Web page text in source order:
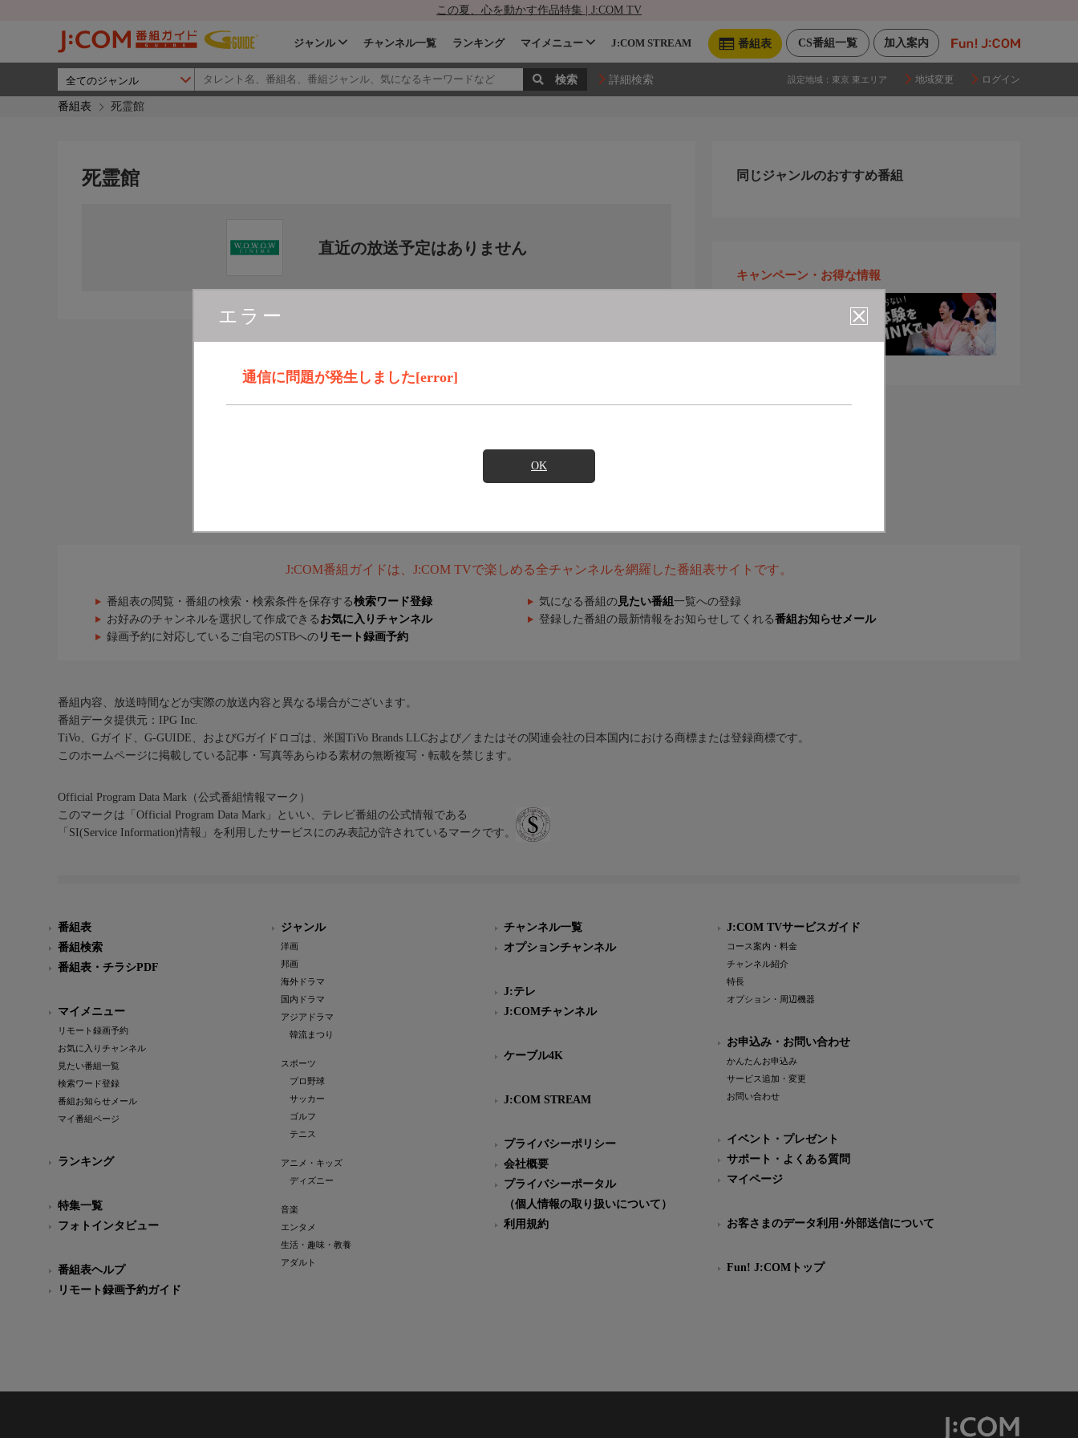
この夏、心を動かす作品特集 | J:COM TV
加入案内
CS番組一覧
番組表
ジャンル チャンネル一覧 ランキング マイメニュー J:COM STREAM
詳細検索 設定地域： 東京 東エリア 地域変更 ログイン
番組表 死霊館
エラー
通信に問題が発生しました[error]
OK
死霊館
直近の放送予定はありません
同じジャンルのおすすめ番組
キャンペーン・お得な情報
J:COM番組ガイドは、J:COM TVで楽しめる全チャンネルを網羅した番組表サイトです。
番組表の閲覧・番組の検索・検索条件を保存する検索ワード登録 気になる番組の 見たい番組 一覧への登録
お好みのチャンネルを選択して作成できる お気に入りチャンネル 登録した番組の最新情報をお知らせしてくれる番組お知らせメール
録画予約に対応しているご自宅のSTBへの リモート録画予約
番組内容、放送時間などが実際の放送内容と異なる場合がございます。
番組データ提供元：IPG Inc.
TiVo、Gガイド、G-GUIDE、およびGガイドロゴは、米国TiVo Brands LLCおよび／またはその関連会社の日本国内における商標または登録商標です。
このホームページに掲載している記事・写真等あらゆる素材の無断複写・転載を禁じます。
Official Program Data Mark（公式番組情報マーク）
このマークは「Official Program Data Mark」といい、テレビ番組の公式情報である
「SI(Service Information)情報」を利用したサービスにのみ表記が許されているマークです。
番組表
番組検索
番組表・チラシPDF
マイメニュー
リモート録画予約
お気に入りチャンネル
見たい番組一覧
検索ワード登録
番組お知らせメール
マイ番組ページ
ランキング
特集一覧
フォトインタビュー
番組表ヘルプ
リモート録画予約ガイド
ジャンル
洋画
邦画
海外ドラマ
国内ドラマ
アジアドラマ
韓流まつり
スポーツ
プロ野球
サッカー
ゴルフ
テニス
アニメ・キッズ
ディズニー
音楽
エンタメ
生活・趣味・教養
アダルト
チャンネル一覧
オプションチャンネル
J:テレ
J:COMチャンネル
ケーブル4K
J:COM STREAM
プライバシーポリシー
会社概要
プライバシーポータル
（個人情報の取り扱いについて）
利用規約
J:COM TVサービスガイド
コース案内・料金
チャンネル紹介
特長
オプション・周辺機器
お申込み・お問い合わせ
かんたんお申込み
サービス追加・変更
お問い合わせ
イベント・プレゼント
サポート・よくある質問
マイページ
お客さまのデータ利用･外部送信について
Fun! J:COMトップ